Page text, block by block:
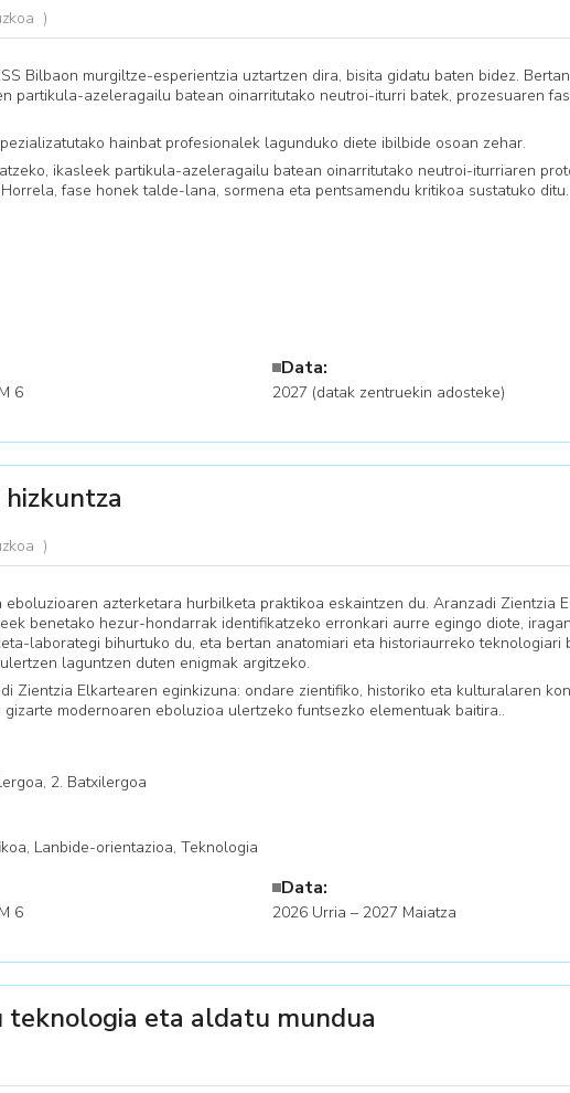
Bilbaon murgiltze-esperientzia uztartzen dira, bisita gidatu baten bidez.
partikula-azeleragailu batean oinarritutako neutroi-iturri batek, prozesuaren
hainbat profesionalek lagunduko diete ibilbide osoan zehar.
ikasleek partikula-azeleragailu batean oinarritutako neutroi-iturriaren
fase honek talde-lana, sormena eta pentsamendu kritikoa sustatuko ditu.
6
Data:
2027 (datak zentruekin adosteke)
azterketara hurbilketa praktikoa eskaintzen du. Aranzadi Zientzia
benetako hezur-hondarrak identifikatzeko erronkari aurre egingo diote,
laborategi bihurtuko du, eta bertan anatomiari eta historiaurreko
laguntzen duten enigmak argitzeko.
Zientzia Elkartearen eginkizuna: ondare zientifiko, historiko eta kulturalaren
modernoaren eboluzioa ulertzeko funtsezko elementuak baitira..
2. Batxilergoa
Lanbide-orientazioa, ​Teknologia
6
Data:
2026 Urria – 2027 Maiatza
teknologia eta aldatu mundua